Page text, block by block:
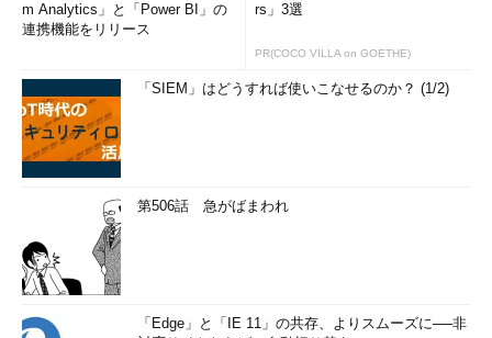
m Analytics」と「Power BI」の
連携機能をリリース
rs」3選
PR(COCO VILLA on GOETHE)
「SIEM」はどうすれば使いこなせるのか？ (1/2)
第506話 急がばまわれ
「Edge」と「IE 11」の共存、よりスムーズに──非